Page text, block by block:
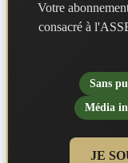
Votre
consacré à
Sans
Média
JE